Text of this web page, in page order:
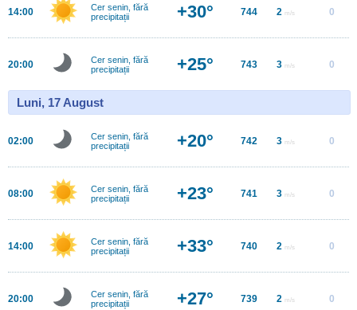
14:00
Cer senin, fără
precipitații
+30° 744 2 m/s 0
20:00
Cer senin, fără
precipitații
+25° 743 3 m/s 0
Luni, 17 August
02:00
Cer senin, fără
precipitații
+20° 742 3 m/s 0
08:00
Cer senin, fără
precipitații
+23° 741 3 m/s 0
14:00
Cer senin, fără
precipitații
+33° 740 2 m/s 0
20:00
Cer senin, fără
precipitații
+27° 739 2 m/s 0